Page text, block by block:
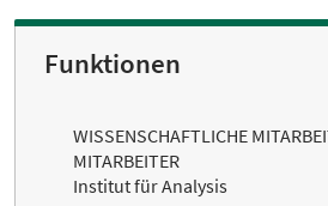
Funktionen
WISSENSCHAFTLICHE
MITARBEITER
Institut für Analysis